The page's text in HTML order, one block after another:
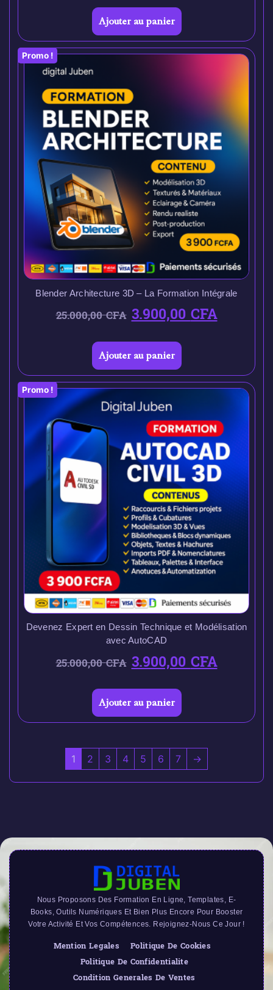
Ajouter au panier
Promo !
Blender Architecture 3D – La Formation Intégrale
25.000,00CFA 3.900,00CFA
Ajouter au panier
Promo !
Devenez Expert en Dessin Technique et Modélisation
avec AutoCAD
25.000,00CFA 3.900,00CFA
Ajouter au panier
1 2 3 4 5 6 7 →
Nous Proposons Des Formation En Ligne, Templates, E-
Books, Outils Numériques Et Bien Plus Encore Pour Booster
Votre Activité Et Vos Compétences. Rejoignez-Nous Ce Jour !
Mention Legales
Politique De Cookies
Politique De Confidentialite
Condition Generales De Ventes